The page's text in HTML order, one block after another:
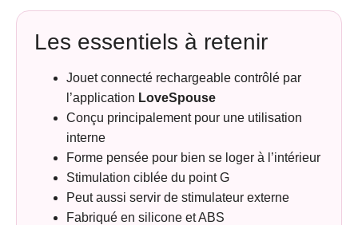
Les essentiels à retenir
Jouet connecté rechargeable contrôlé par
l’application LoveSpouse
Conçu principalement pour une utilisation
interne
Forme pensée pour bien se loger à l’intérieur
Stimulation ciblée du point G
Peut aussi servir de stimulateur externe
Fabriqué en silicone et ABS